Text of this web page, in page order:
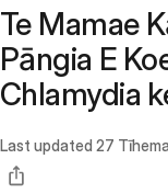
Te Mamae
Pāngia E
Chlamydia
Last updated 27